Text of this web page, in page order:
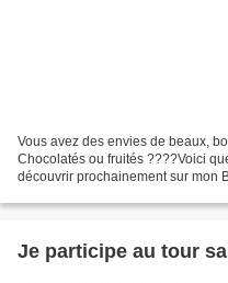
Vous avez des envies de beaux,
Chocolatés ou fruités ????Voici
découvrir prochainement sur mon
Je participe au tour